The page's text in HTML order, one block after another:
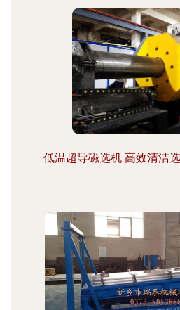
低温超导磁选机 高效清洁